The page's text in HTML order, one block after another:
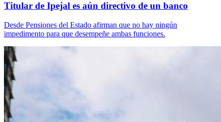
Titular de Ipejal es aún directivo de un banco
Desde Pensiones del Estado afirman que no hay ningún
impedimento para que desempeñe ambas funciones.